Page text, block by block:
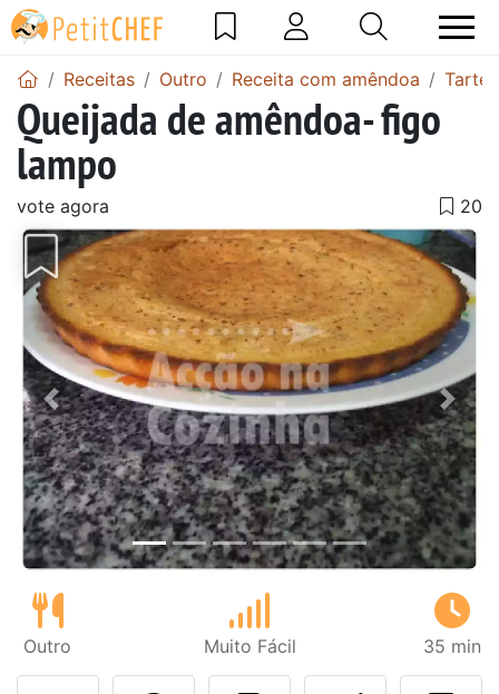
Receitas Outro Receita com amêndoa Tarte
Queijada de amêndoa- figo
lampo
vote agora
Anterior Next
Outro Muito Fácil 35 min